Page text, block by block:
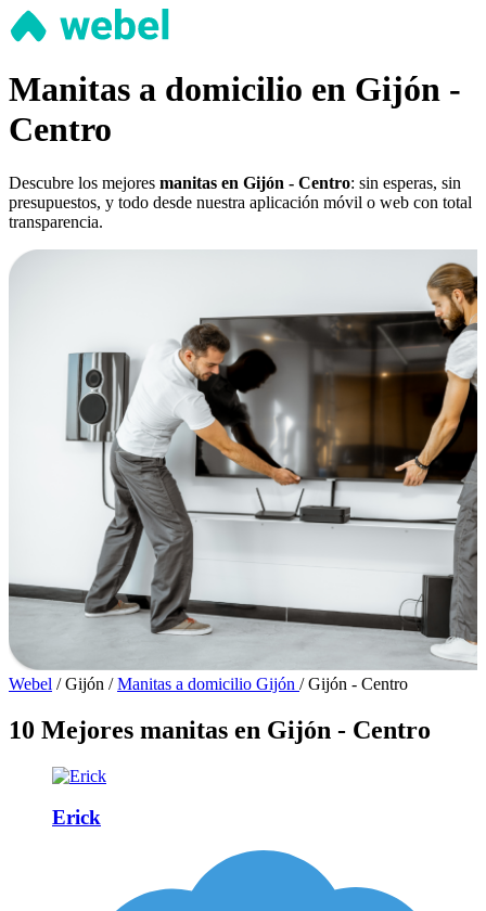
Manitas a domicilio en Gijón -
Centro
Descubre los mejores manitas en Gijón - Centro: sin esperas, sin
presupuestos, y todo desde nuestra aplicación móvil o web con total
transparencia.
Webel / Gijón / Manitas a domicilio Gijón / Gijón - Centro
10 Mejores manitas en Gijón - Centro
Erick